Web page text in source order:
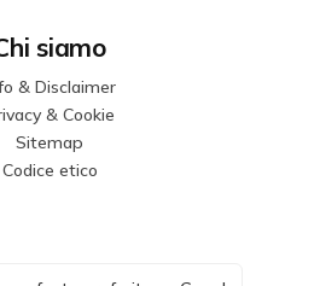
siamo
& Disclaimer
& Cookie
Sitemap
Codice etico